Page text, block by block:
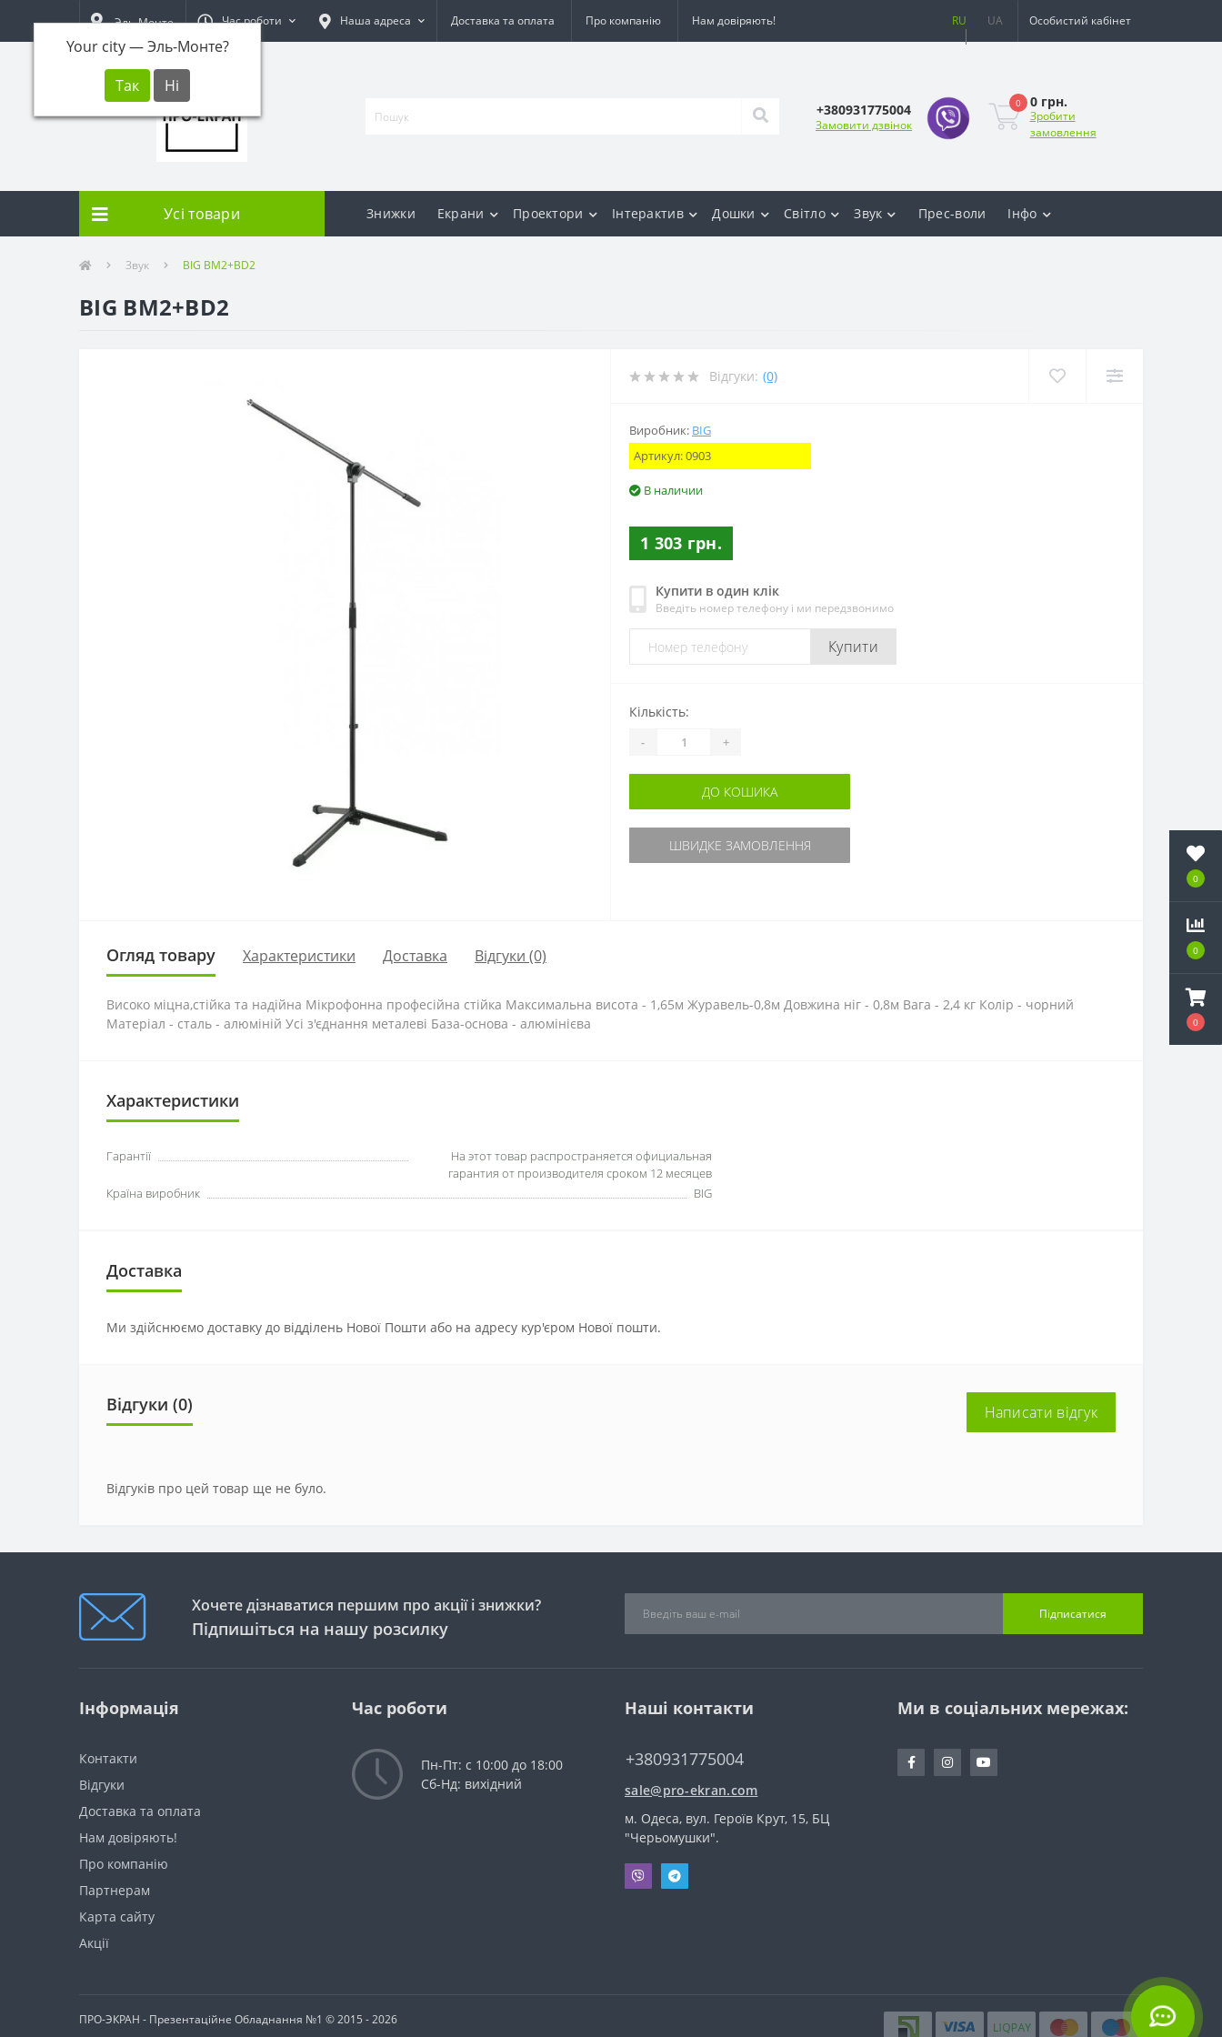
0
0
0
Эль-Монте
Your city —Эль-Монте?
Час роботи Наша адреса Доставка та оплата Про компанію Нам довіряють! UA Особистий кабінет
+380931775004
Замовити дзвінок
0 0 грн.
Зробити
замовлення
Усі товари Знижки Екрани Проектори Інтерактив Дошки Світло Звук Прес-воли Інфо
Звук BIG BM2+BD2
BIG BM2+BD2
Відгуки: (0)
Виробник: BIG
Артикул:0903
В наличии
1 303 грн.
Купити в один клік
Введіть номер телефону і ми передзвонимо
Купити
Кількість:
- +
ДО КОШИКА
ШВИДКЕ ЗАМОВЛЕННЯ
Огляд товару Характеристики Доставка Відгуки (0)
Високо міцна,стійка та надійна Мікрофонна професійна стійка Максимальна висота - 1,65м Журавель-0,8м Довжина ніг - 0,8м Вага - 2,4 кг Колір - чорний
Матеріал - сталь - алюміній Усі з'єднання металеві База-основа - алюмінієва
Характеристики
Гарантії
На этот товар распространяется официальная
гарантия от производителя сроком 12 месяцев
Країна виробник
BIG
Доставка
Ми здійснюємо доставку до відділень Нової Пошти або на адресу кур'єром Нової пошти.
Відгуки (0) Написати відгук
Відгуків про цей товар ще не було.
Хочете дізнаватися першим про акції і знижки?
Підпишіться на нашу розсилку
Підписатися
Інформація
Контакти
Відгуки
Доставка та оплата
Нам довіряють!
Про компанію
Партнерам
Карта сайту
Акції
Час роботи
Пн-Пт: с 10:00 до 18:00
Сб-Нд: вихідний
Наші контакти
+380931775004
sale@pro-ekran.com
м. Одеса, вул. Героїв Крут, 15, БЦ
"Черьомушки".
Ми в соціальних мережах:
ПРО-ЭКРАН - Презентаційне Обладнання №1 © 2015 - 2026